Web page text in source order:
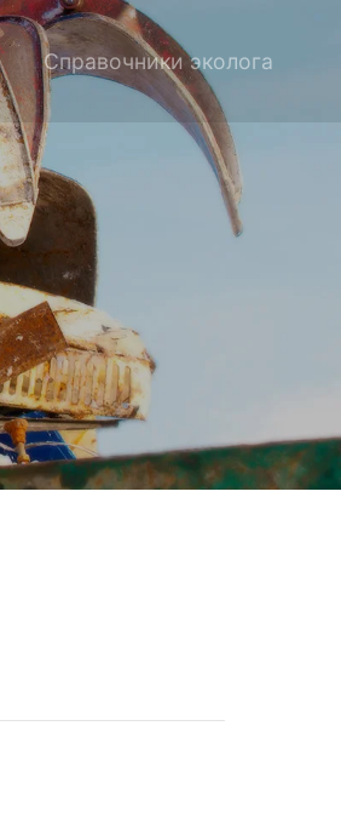
Справочники эколога